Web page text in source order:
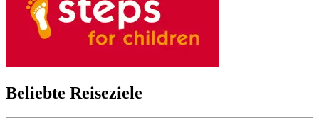
Beliebte Reiseziele